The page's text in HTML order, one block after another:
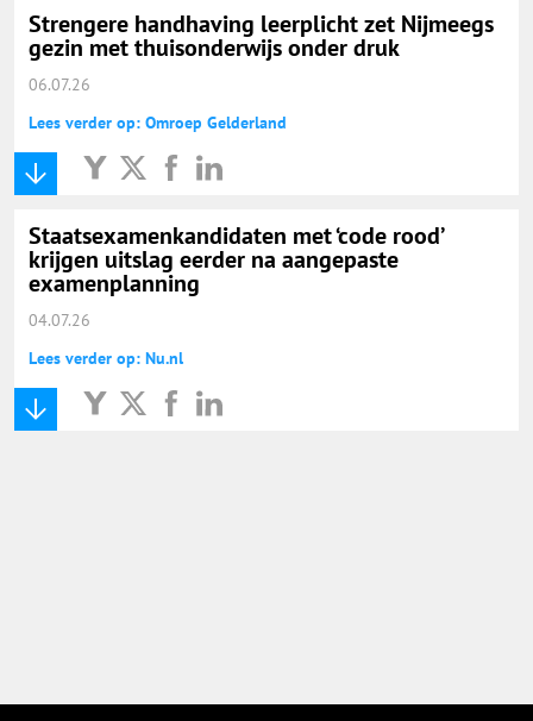
Strengere handhaving leerplicht zet Nijmeegs
gezin met thuisonderwijs onder druk
06.07.26
Lees verder op: Omroep Gelderland
Staatsexamenkandidaten met ‘code rood’
krijgen uitslag eerder na aangepaste
examenplanning
04.07.26
Lees verder op: Nu.nl